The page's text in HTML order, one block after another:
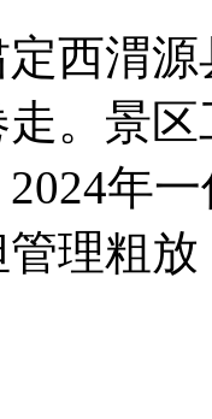
西渭
。景
年
理粗放